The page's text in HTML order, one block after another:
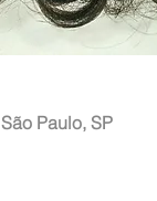
Paulo, SP